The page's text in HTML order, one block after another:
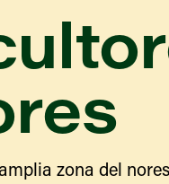
zona del